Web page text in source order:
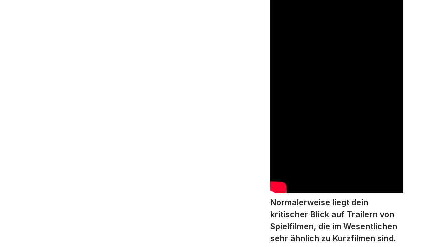
Normalerweise liegt dein
kritischer Blick auf Trailern von
Spielfilmen, die im Wesentlichen
sehr ähnlich zu Kurzfilmen sind.